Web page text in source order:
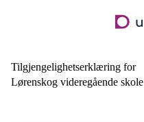
Tilgjengelighetserklæring for
Lørenskog videregående skole